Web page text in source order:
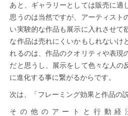
あと、ギャラリーとしては販売に適
思うのは当然ですが、アーティスト
い実験的な作品も展示に入れさせて
な作品は売れにくいかもしれないけ
れるのは、作品のクオリティや表現
だと思うし、展示をして色々な人の
に進化する事に繋がるからです。
次は、「フレーミング効果と作品の
その他のアートと行動経